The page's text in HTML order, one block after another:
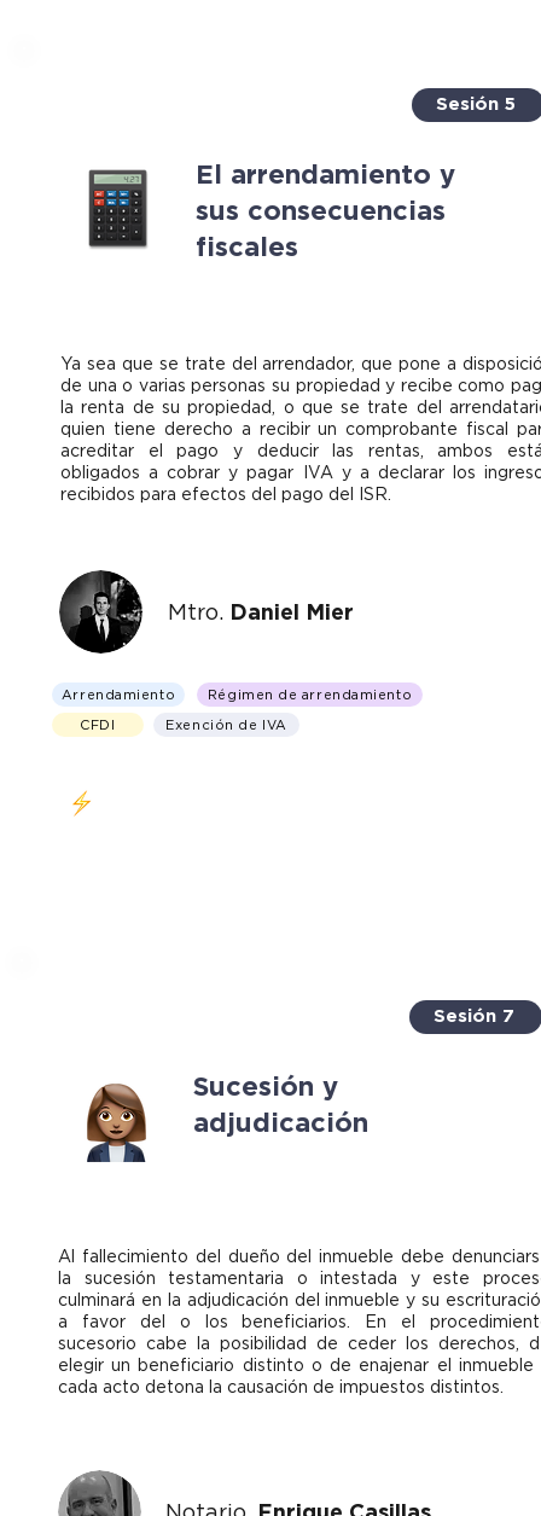
Sesión 5
El arrendamiento y
sus consecuencias
fiscales
Ya sea que se trate del arrendador, que pone a
de una o varias personas su propiedad y recibe como
la renta de su propiedad, o que se trate del
quien tiene derecho a recibir un comprobante fiscal
acreditar el pago y deducir las rentas, ambos
obligados a cobrar y pagar IVA y a declarar los
recibidos para efectos del pago del ISR.
Mtro. Daniel Mier
Arrendamiento Régimen de arrendamiento
CFDI Exención de IVA
Sesión 7
Sucesión y
adjudicación
Al fallecimiento del dueño del inmueble debe
la sucesión testamentaria o intestada y este
culminará en la adjudicación del inmueble y su
a favor del o los beneficiarios. En el
sucesorio cabe la posibilidad de ceder los derechos,
elegir un beneficiario distinto o de enajenar el inmueble
cada acto detona la causación de impuestos distintos.